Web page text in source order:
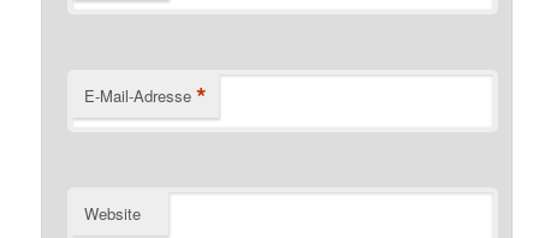
E-Mail-Adresse *
Website